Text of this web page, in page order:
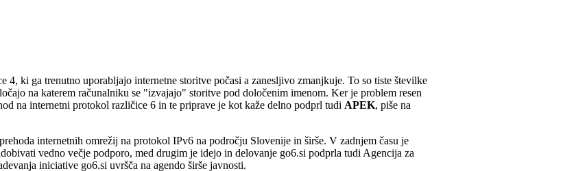
4, ki ga trenutno uporabljajo internetne storitve počasi a zanesljivo zmanjkuje. To so tiste številke
na katerem računalniku se "izvajajo" storitve pod določenim imenom. Ker je problem resen
na internetni protokol različice 6 in te priprave je kot kaže delno podprl tudi APEK, piše na
internetnih omrežij na protokol IPv6 na področju Slovenije in širše. V zadnjem času je
vedno večje podporo, med drugim je idejo in delovanje go6.si podprla tudi Agencija za
iniciative go6.si uvršča na agendo širše javnosti.